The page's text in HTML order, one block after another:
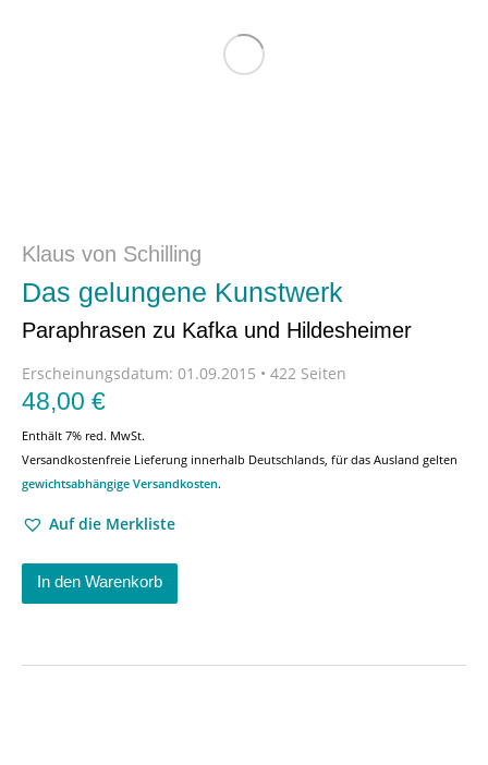
Klaus von Schilling
Das gelungene Kunstwerk
Paraphrasen zu Kafka und Hildesheimer
Erscheinungsdatum: 01.09.2015 • 422 Seiten
48,00 €
Enthält 7% red. MwSt.
Versandkostenfreie Lieferung innerhalb Deutschlands, für das Ausland gelten
gewichtsabhängige Versandkosten.
Auf die Merkliste
In den Warenkorb